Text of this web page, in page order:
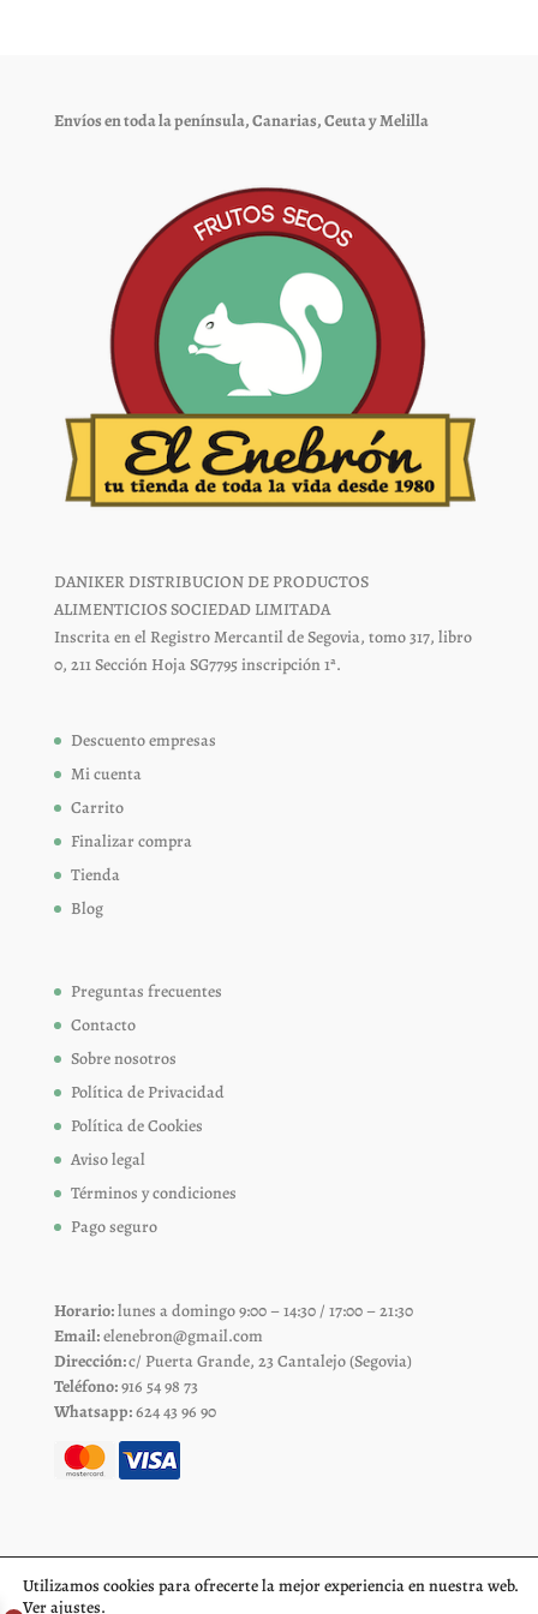
elegir
página
de
Envíos en toda la península, Canarias, Ceuta y Melilla
DANIKER DISTRIBUCION DE PRODUCTOS
ALIMENTICIOS SOCIEDAD LIMITADA
Inscrita en el Registro Mercantil de Segovia, tomo 317, libro
0, 211 Sección Hoja SG7795 inscripción 1ª.
Descuento empresas
Mi cuenta
Carrito
Finalizar compra
Tienda
Blog
Preguntas frecuentes
Contacto
Sobre nosotros
Política de Privacidad
Política de Cookies
Aviso legal
Términos y condiciones
Pago seguro
Horario:lunes a domingo 9:00 – 14:30 / 17:00 – 21:30
Email:elenebron@gmail.com
Dirección:c/ Puerta Grande, 23 Cantalejo (Segovia)
Teléfono:916 54 98 73
Whatsapp:624 43 96 90
Utilizamos cookies para ofrecerte la mejor experiencia en nuestra web.
Verajustes.